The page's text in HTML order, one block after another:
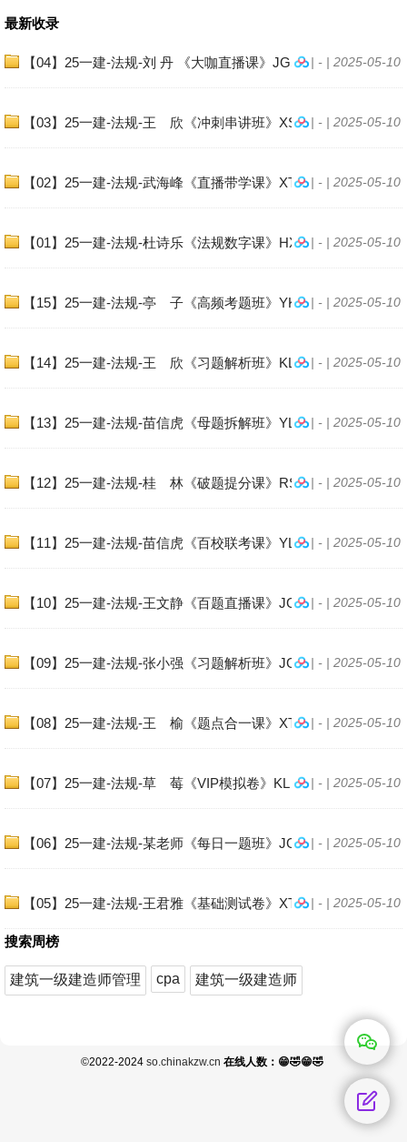
最新收录
【04】25一建-法规-刘 丹 《大咖直播课》JGS. | - | 2025-05-10
【03】25一建-法规-王 欣《冲刺串讲班》XSW| - | 2025-05-10
【02】25一建-法规-武海峰《直播带学课》XT | - | 2025-05-10
【01】25一建-法规-杜诗乐《法规数字课》HX. | - | 2025-05-10
【15】25一建-法规-亭 子《高频考题班》YKT | - | 2025-05-10
【14】25一建-法规-王 欣《习题解析班》KL | - | 2025-05-10
【13】25一建-法规-苗信虎《母题拆解班》YL | - | 2025-05-10
【12】25一建-法规-桂 林《破题提分课》RS | - | 2025-05-10
【11】25一建-法规-苗信虎《百校联考课》YL | - | 2025-05-10
【10】25一建-法规-王文静《百题直播课》JGS.| - | 2025-05-10
【09】25一建-法规-张小强《习题解析班》JG | - | 2025-05-10
【08】25一建-法规-王 榆《题点合一课》XT | - | 2025-05-10
【07】25一建-法规-草 莓《VIP模拟卷》KL | - | 2025-05-10
【06】25一建-法规-某老师《每日一题班》JGS | - | 2025-05-10
【05】25一建-法规-王君雅《基础测试卷》XT | - | 2025-05-10
搜索周榜
建筑一级建造师管理 cpa 建筑一级建造师
©2022-2024 so.chinakzw.cn 在线人数：😁🤣😁🤣